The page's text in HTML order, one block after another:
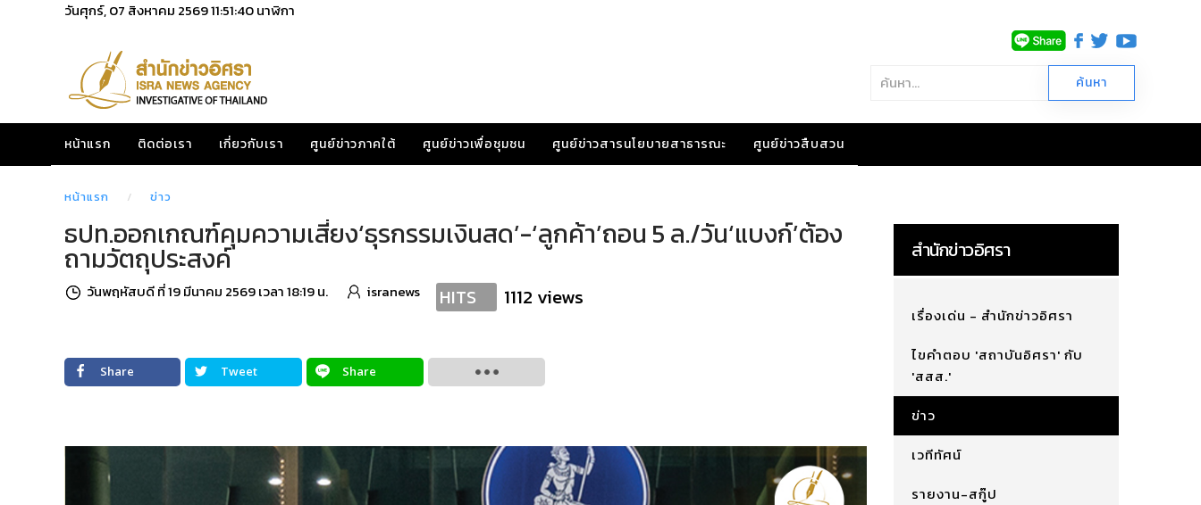
วันศุกร์, 07 สิงหาคม 256911:51:41นาฬิกา
หน้าแรก ติดต่อเรา เกี่ยวกับเรา ศูนย์ข่าวภาคใต้ ศูนย์ข่าวเพื่อชุมชน ศูนย์ข่าวสารนโยบายสาธารณะ ศูนย์ข่าวสืบสวน
หน้าแรก ข่าว
ธปท.ออกเกณฑ์คุมความเสี่ยง‘ธุรกรรมเงินสด’-‘ลูกค้า’ถอน 5 ล./วัน‘แบงก์’ต้อง
ถามวัตถุประสงค์
วันพฤหัสบดี ที่ 19 มีนาคม 2569 เวลา 18:19 น. isranews HITS 1112 views
Share Tweet Share
สำนักข่าวอิศรา
เรื่องเด่น - สำนักข่าวอิศรา
ไขคำตอบ 'สถาบันอิศรา' กับ
'สสส.'
ข่าว
เวทีทัศน์
รายงาน-สกู๊ป